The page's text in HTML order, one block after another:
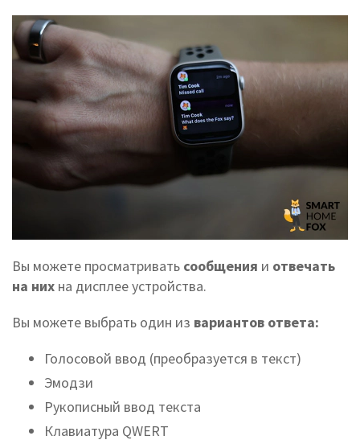
Вы можете просматривать сообщения и отвечать
на них на дисплее устройства.
Вы можете выбрать один из вариантов ответа:
Голосовой ввод (преобразуется в текст)
Эмодзи
Рукописный ввод текста
Клавиатура QWERT